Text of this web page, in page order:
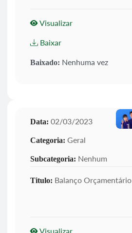
Visualizar
Baixar
Baixado: Nenhuma vez
Data: 02/03/2023
Categoria: Geral
Subcategoria: Nenhum
Titulo: Balanço Orçamentário
Visualizar